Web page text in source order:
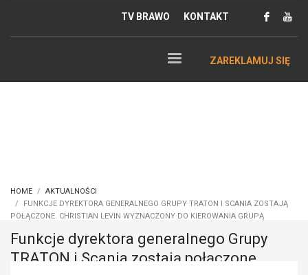
TV BRAWO KONTAKT
ZAREKLAMUJ SIĘ
HOME
AKTUALNOŚCI
FUNKCJE DYREKTORA GENERALNEGO GRUPY TRATON I SCANIA ZOSTAJĄ
POŁĄCZONE. CHRISTIAN LEVIN WYZNACZONY DO KIEROWANIA GRUPĄ
Funkcje dyrektora generalnego Grupy
TRATON i Scania zostają połączone.